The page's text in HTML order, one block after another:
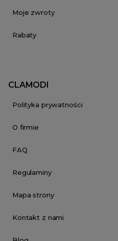
Moje zwroty
Rabaty
CLAMODI
Polityka prywatności
O firmie
FAQ
Regulaminy
Mapa strony
Kontakt z nami